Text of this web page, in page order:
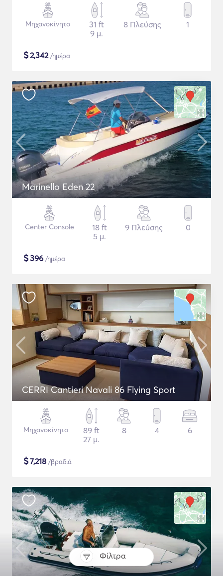
Φίλτρα
Μηχανοκίνητο
31 ft
9 μ.
8 Πλεύσης 1
$2,342/ημέρα
Marinello Eden 22
Center Console
18 ft
5 μ.
9 Πλεύσης 0
$396 /ημέρα
CERRI Cantieri Navali 86 Flying Sport
Μηχανοκίνητο
89 ft
27 μ.
8 4 6
$7,218 /βραδιά